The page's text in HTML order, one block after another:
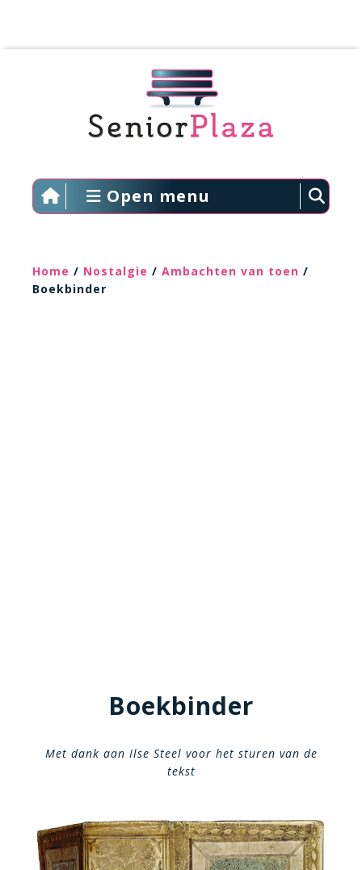
Open menu
Home / Nostalgie / Ambachten van toen /
Boekbinder
Boekbinder
Met dank aan Ilse Steel voor het sturen van de
tekst